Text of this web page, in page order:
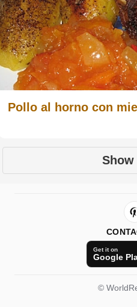
Pollo al horno con
Get it on
Google
©